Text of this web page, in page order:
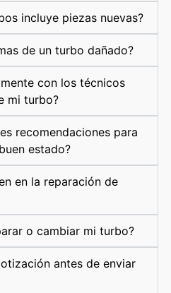
incluye piezas nuevas?
de un turbo dañado?
con los técnicos
mi turbo?
recomendaciones para
estado?
en la reparación de
o cambiar mi turbo?
antes de enviar